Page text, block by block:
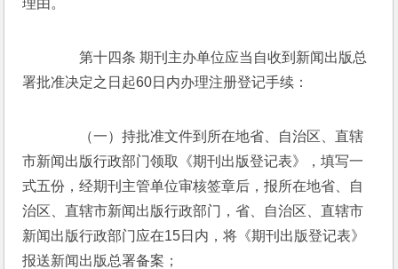
理由。
第十四条 期刊主办单位应当自收到新闻出版总
署批准决定之日起60日内办理注册登记手续：
（一）持批准文件到所在地省、自治区、直辖
市新闻出版行政部门领取《期刊出版登记表》，填写一
式五份，经期刊主管单位审核签章后，报所在地省、自
治区、直辖市新闻出版行政部门，省、自治区、直辖市
新闻出版行政部门应在15日内，将《期刊出版登记表》
报送新闻出版总署备案；